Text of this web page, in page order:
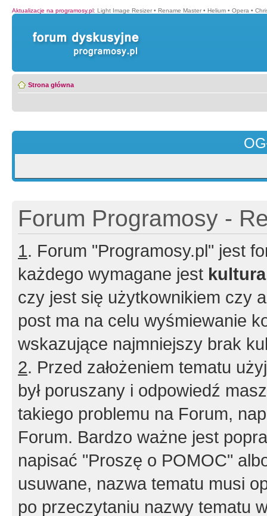
Aktualizacje na programosy.pl: Light Image Resizer • Rename Master • Helium • Opera •
Strona główna
Forum Programosy -
1. Forum "Programosy.pl" jest
każdego wymagane jest
czy jest się użytkownikiem czy
post ma na celu wyśmiewanie
wskazujące najmniejszy brak
2. Przed założeniem tematu
był poruszany i odpowiedź
takiego problemu na Forum,
Forum. Bardzo ważne jest
napisać "Proszę o POMOC"
usuwane, nazwa tematu musi
po przeczytaniu nazwy tematu